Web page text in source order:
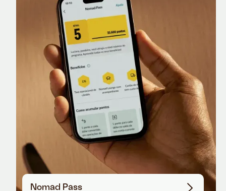
Nomad Lounge
Sala VIP no Aeroporto de Guarulhos
Nomad Pass